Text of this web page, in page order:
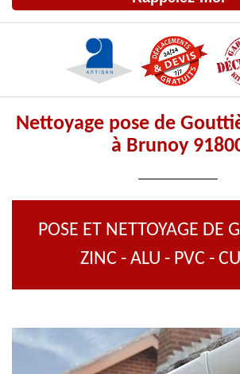
Nettoyage pose de
à Brunoy
POSE ET NETTOYAGE DE
ZINC - ALU - PVC -